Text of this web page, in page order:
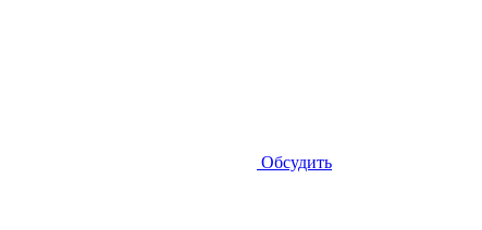
Обсудить